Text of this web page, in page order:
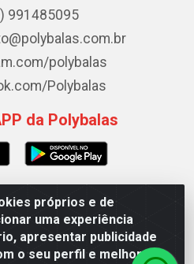
próprios e de
uma experiência
apresentar publicidade
o seu perfil e melhorar a
991485095
polybalas
Polybalas
da Polybalas
de Souza, 173 Galpão B -
PB - CEP 58.075-075 - CNPJ
0002-61